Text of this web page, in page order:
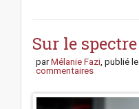
s
t
n
v
Sur le spectre
parMélanie Fazi , publié le
commentaires